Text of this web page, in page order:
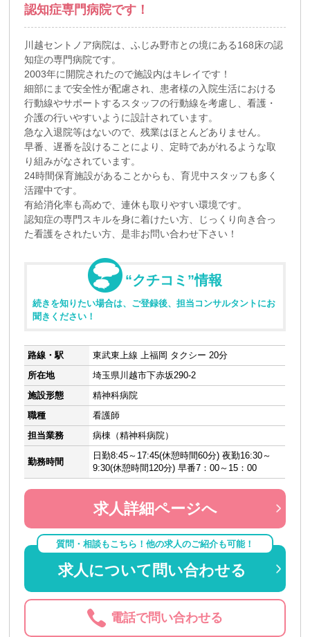
認知症専門病院です！
川越セントノア病院は、ふじみ野市との境にある168床の認
知症の専門病院です。
2003年に開院されたので施設内はキレイです！
細部にまで安全性が配慮され、患者様の入院生活における
行動線やサポートするスタッフの行動線を考慮し、看護・
介護の行いやすいように設計されています。
急な入退院等はないので、残業はほとんどありません。
早番、遅番を設けることにより、定時であがれるような取
り組みがなされています。
24時間保育施設があることからも、育児中スタッフも多く
活躍中です。
有給消化率も高めで、連休も取りやすい環境です。
認知症の専門スキルを身に着けたい方、じっくり向き合っ
た看護をされたい方、是非お問い合わせ下さい！
“クチコミ”情報
続きを知りたい場合は、ご登録後、担当コンサルタントにお
聞きください！
路線・駅
東武東上線 上福岡 タクシー 20分
所在地
埼玉県川越市下赤坂290-2
施設形態
精神科病院
職種
看護師
担当業務
病棟（精神科病院）
勤務時間
日勤8:45～17:45(休憩時間60分) 夜勤16:30～
9:30(休憩時間120分) 早番7：00～15：00
求人詳細ページへ
質問・相談もこちら！他の求人のご紹介も可能！
求人について問い合わせる
電話で問い合わせる